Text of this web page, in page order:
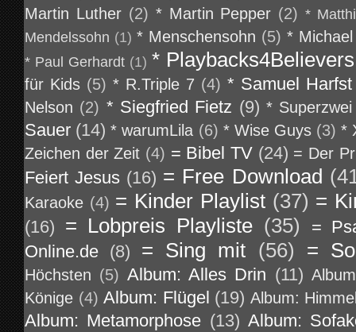
Martin Luther (2) * Martin Pepper (2) *
Mendelssohn (1) * Menschensohn (5) *
* Paul Gerhardt (1) * Playbacks4Believers
für Kids (5) * R.Triple 7 (4) * Samuel Harfst
Nelson (2) * Siegfried Fietz (9) * Superzwei
Sauer (14) * warumLila (6) * Wise Guys (3) *
Zeichen der Zeit (4) = Bibel TV (24) = Der
Feiert Jesus (16) = Free Download
Karaoke (4) = Kinder Playlist (37) =
(16) = Lobpreis Playliste (35)
=
Online.de (8) = Sing mit (56) =
Höchsten (5) Album: Alles Drin (11)
Könige (4) Album: Flügel (19) Album:
Album: Metamorphose (13) Album: